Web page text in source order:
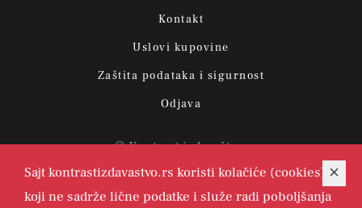
Sajt kontrastizdavastvo.rs koristi kolačiće (cookies)
koji ne sadrže lične podatke i služe radi poboljšanja
Kontakt
Uslovi kupovine
Zaštita podataka i sigurnost
Odjava
© Kontrast izdavaštvo.